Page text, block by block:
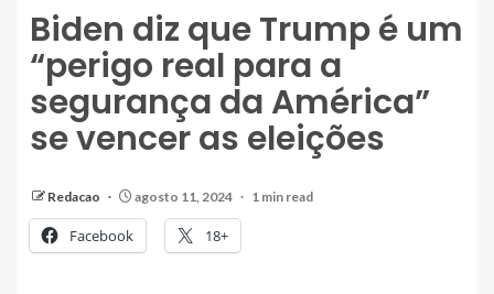
Biden diz que Trump é um
“perigo real para a
segurança da América”
se vencer as eleições
Redacao agosto 11, 2024 1 min read
Facebook 18+